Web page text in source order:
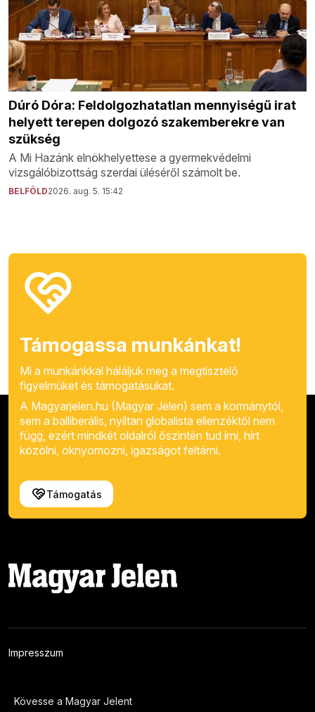
Dúró Dóra: Feldolgozhatatlan mennyiségű irat
helyett terepen dolgozó szakemberekre van
szükség
A Mi Hazánk elnökhelyettese a gyermekvédelmi
vizsgálóbizottság szerdai üléséről számolt be.
BELFÖLD2026. aug. 5. 15:42
Támogassa munkánkat!
Mi a munkánkkal háláljuk meg a megtisztelő
figyelmüket és támogatásukat.
A Magyarjelen.hu (Magyar Jelen) sem a kormánytól,
sem a balliberális, nyíltan globalista ellenzéktől nem
függ, ezért mindkét oldalról őszintén tud írni, hírt
közölni, oknyomozni, igazságot feltárni.
Támogatás
Impresszum
Kövesse a Magyar Jelent